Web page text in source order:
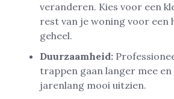
veranderen. Kies voor een
rest van je woning voor een
geheel.
Duurzaamheid:
trappen gaan langer mee
jarenlang mooi uitzien.